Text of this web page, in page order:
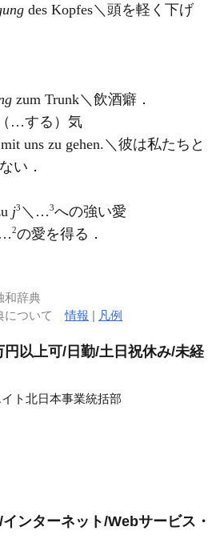
des Kopfes＼頭を軽く下げ
zum Trunk＼飲酒癖．
…する）気
uns zu gehen.＼彼は私たちと
い．
j3 ＼…3への強い愛
2の愛を得る．
和辞典
について情報 | 凡例
以上可/日勤/土日祝休み/未経
ト北日本事業統括部
ンターネット/Webサービス・